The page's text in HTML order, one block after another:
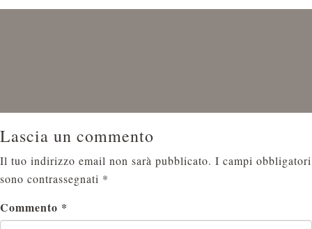
Lascia un commento
Il tuo indirizzo email non sarà pubblicato. I campi obbligatori
sono contrassegnati *
Commento *